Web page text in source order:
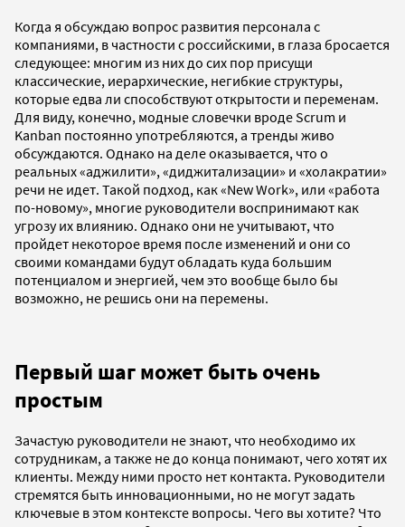
Когда я обсуждаю вопрос развития персонала с
компаниями, в частности с российскими, в глаза бросается
следующее: многим из них до сих пор присущи
классические, иерархические, негибкие структуры,
которые едва ли способствуют открытости и переменам.
Для виду, конечно, модные словечки вроде Scrum и
Kanban постоянно употребляются, а тренды живо
обсуждаются. Однако на деле оказывается, что о
реальных «аджилити», «диджитализации» и «холакратии»
речи не идет. Такой подход, как «New Work», или «работа
по-новому», многие руководители воспринимают как
угрозу их влиянию. Однако они не учитывают, что
пройдет некоторое время после изменений и они со
своими командами будут обладать куда большим
потенциалом и энергией, чем это вообще было бы
возможно, не решись они на перемены.
Первый шаг может быть очень
простым
Зачастую руководители не знают, что необходимо их
сотрудникам, а также не до конца понимают, чего хотят их
клиенты. Между ними просто нет контакта. Руководители
стремятся быть инновационными, но не могут задать
ключевые в этом контексте вопросы. Чего вы хотите? Что